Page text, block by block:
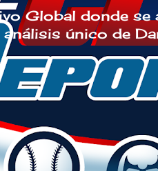
Global donde
análisis único de